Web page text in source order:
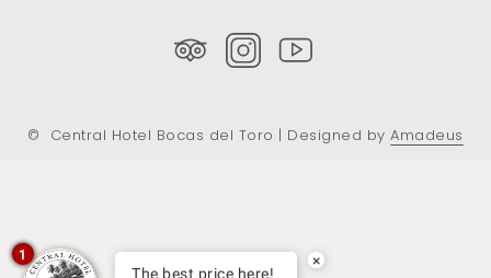
© Central Hotel Bocas del Toro | Designed byAmadeus
×
The best price here!
1